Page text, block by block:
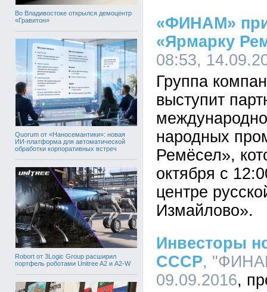
Во Владивостоке открылся демоцентр
«Гравитон»
Quorum от «Наносемантики»: новая
ИИ-платформа для автоматической
обработки корпоративных встреч
Robort от 3Logic Group расширил
портфель роботами Unitree A2 и A2-W
«ФИНАМ»
«Ярмарку
08:53,
Группа
выступит
народных
Ремёсел»,
октября с
центре
Измайлово».
Инвесторы
СССР,
09.09.2016